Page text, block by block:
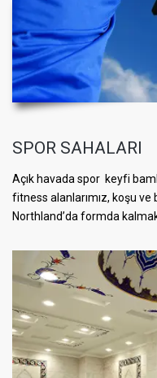
SPOR SAHALARI
Açık havada spor keyfi
fitness alanlarımız, koşu ve
Northland’da formda